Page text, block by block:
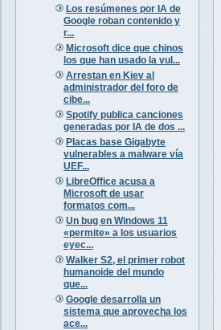
Los resúmenes por IA de
Google roban contenido y
r...
Microsoft dice que chinos
los que han usado la vul...
Arrestan en Kiev al
administrador del foro de
cibe...
Spotify publica canciones
generadas por IA de dos ...
Placas base Gigabyte
vulnerables a malware vía
UEF...
LibreOffice acusa a
Microsoft de usar
formatos com...
Un bug en Windows 11
«permite» a los usuarios
eyec...
Walker S2, el primer robot
humanoide del mundo
que...
Google desarrolla un
sistema que aprovecha los
ace...